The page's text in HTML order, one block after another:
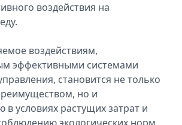
воздействия на
воздействиям,
эффективными системами
становится не только
но и
условиях растущих затрат и